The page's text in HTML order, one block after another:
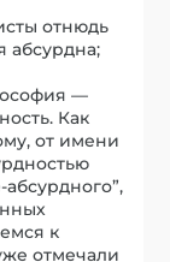
отнюдь
абсурдна;
—
Как
от имени
к
отмечали